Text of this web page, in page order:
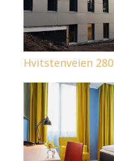
Hvitstenveien 280